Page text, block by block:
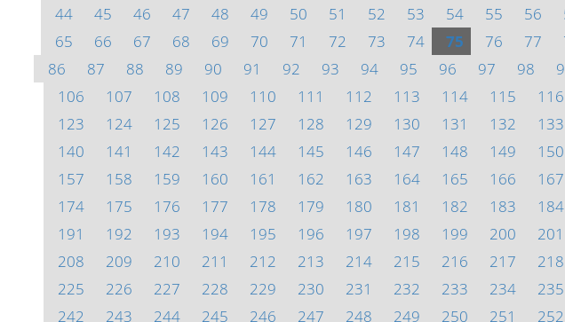
44
45 46 47 48 49 50 51 52 53 54 55 56
65
66 67 68 69 70 71 72 73 74 75 76 77
86
87 88 89 90 91 92 93 94 95 96 97 98
106
107 108 109 110 111 112 113 114 115 116
123
124 125 126 127 128 129 130 131 132 133
140
141 142 143 144 145 146 147 148 149 150
157
158 159 160 161 162 163 164 165 166 167
174
175 176 177 178 179 180 181 182 183 184
191
192 193 194 195 196 197 198 199 200 201
208
209 210 211 212 213 214 215 216 217 218
225
226 227 228 229 230 231 232 233 234 235
242
243 244 245 246 247 248 249 250 251 252